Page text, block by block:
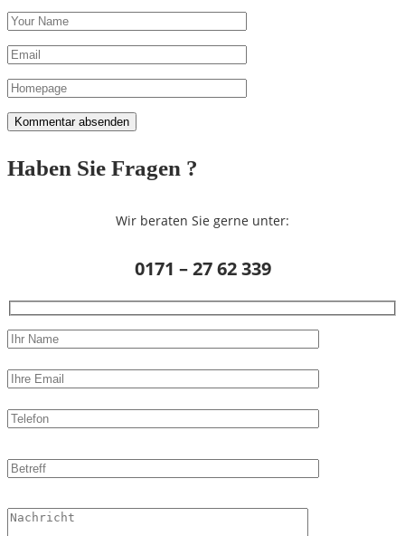
Haben Sie Fragen ?
Wir beraten Sie gerne unter:
0171 – 27 62 339